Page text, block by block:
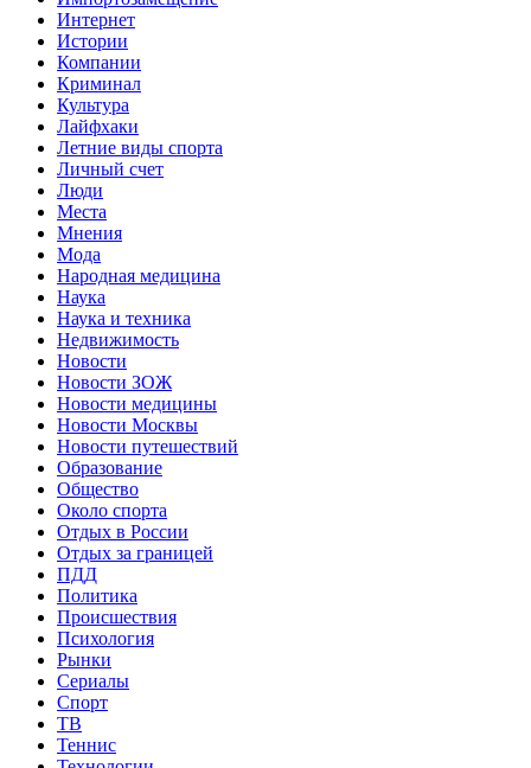
Интернет
Истории
Компании
Криминал
Культура
Лайфхаки
Летние виды спорта
Личный счет
Люди
Места
Мнения
Мода
Народная медицина
Наука
Наука и техника
Недвижимость
Новости
Новости ЗОЖ
Новости медицины
Новости Москвы
Новости путешествий
Образование
Общество
Около спорта
Отдых в России
Отдых за границей
ПДД
Политика
Происшествия
Психология
Рынки
Сериалы
Спорт
ТВ
Теннис